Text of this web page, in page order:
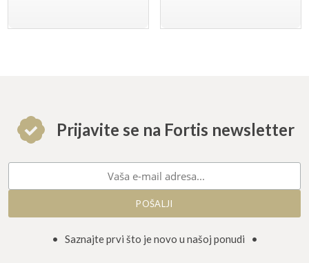
Prijavite se na Fortis newsletter
• Saznajte prvi što je novo u našoj ponudi •